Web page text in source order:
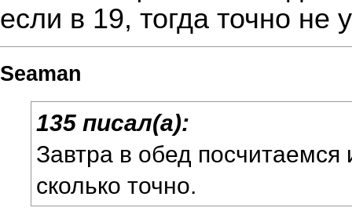
если в 19, тогда точно
Seaman
135 писал(а):
Завтра в обед посчитаемся
сколько точно.